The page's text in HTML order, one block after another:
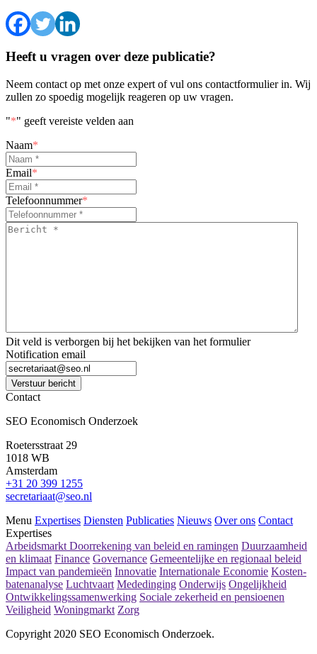
Heeft u vragen over deze publicatie?
Neem contact op met onze expert of vul ons contactformulier in. Wij
zullen zo spoedig mogelijk reageren op uw vragen.
"*" geeft vereiste velden aan
Naam*
Email*
Telefoonnummer*
Bericht
Dit veld is verborgen bij het bekijken van het formulier
Notification email
Verstuur bericht
Contact
SEO Economisch Onderzoek
Roetersstraat 29
1018 WB
Amsterdam
+31 20 399 1255
secretariaat@seo.nl
Menu Expertises Diensten Publicaties Nieuws Over ons Contact
Expertises
Arbeidsmarkt Doorrekening van beleid en ramingen Duurzaamheid
en klimaat Finance Governance Gemeentelijke en regionaal beleid
Impact van pandemieën Innovatie Internationale Economie Kosten-
batenanalyse Luchtvaart Mededinging Onderwijs Ongelijkheid
Ontwikkelingssamenwerking Sociale zekerheid en pensioenen
Veiligheid Woningmarkt Zorg
Copyright 2020 SEO Economisch Onderzoek.